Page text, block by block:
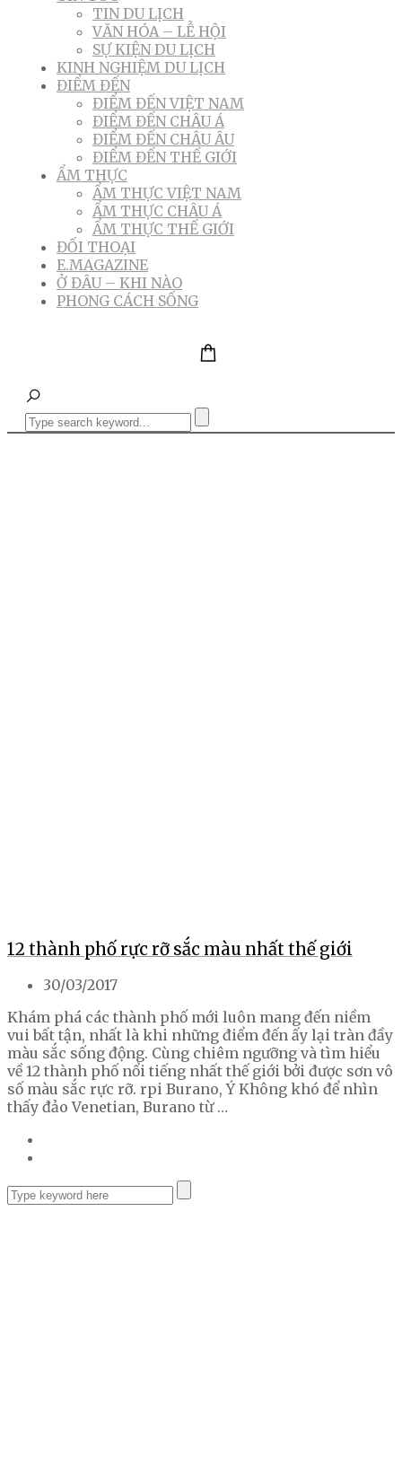
TIN DU LỊCH
VĂN HÓA – LỄ HỘI
SỰ KIỆN DU LỊCH
KINH NGHIỆM DU LỊCH
ĐIỂM ĐẾN
ĐIỂM ĐẾN VIỆT NAM
ĐIỂM ĐẾN CHÂU Á
ĐIỂM ĐẾN CHÂU ÂU
ĐIỂM ĐẾN THẾ GIỚI
ẨM THỰC
ẨM THỰC VIỆT NAM
ẨM THỰC CHÂU Á
ẨM THỰC THẾ GIỚI
ĐỐI THOẠI
E.MAGAZINE
Ở ĐÂU – KHI NÀO
PHONG CÁCH SỐNG
12 thành phố rực rỡ sắc màu nhất thế giới
30/03/2017
Khám phá các thành phố mới luôn mang đến niềm
vui bất tận, nhất là khi những điểm đến ấy lại tràn đầy
màu sắc sống động. Cùng chiêm ngưỡng và tìm hiểu
về 12 thành phố nổi tiếng nhất thế giới bởi được sơn vô
số màu sắc rực rỡ. rpi Burano, Ý Không khó để nhìn
thấy đảo Venetian, Burano từ …